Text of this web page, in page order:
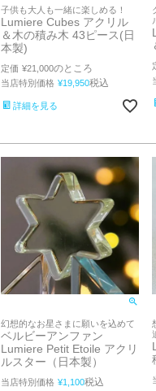
子供も大人も一緒に楽しめる！
Lumiere Cubes アクリル
＆木の積み木 43ピース(日
本製)
定価 ¥21,000のところ
当店特別価格 ¥19,950税込
詳細を見る
幻想的なお星さまに願いを込めて
ベルビーアンファン
Lumiere Petit Etoile アクリ
ルスター（日本製）
当店特別価格 ¥1,100税込